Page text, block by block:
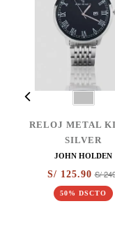
RELOJ METAL
SILVER
JOHN HOLDEN
S/ 125.90 S/
50% DSCTO